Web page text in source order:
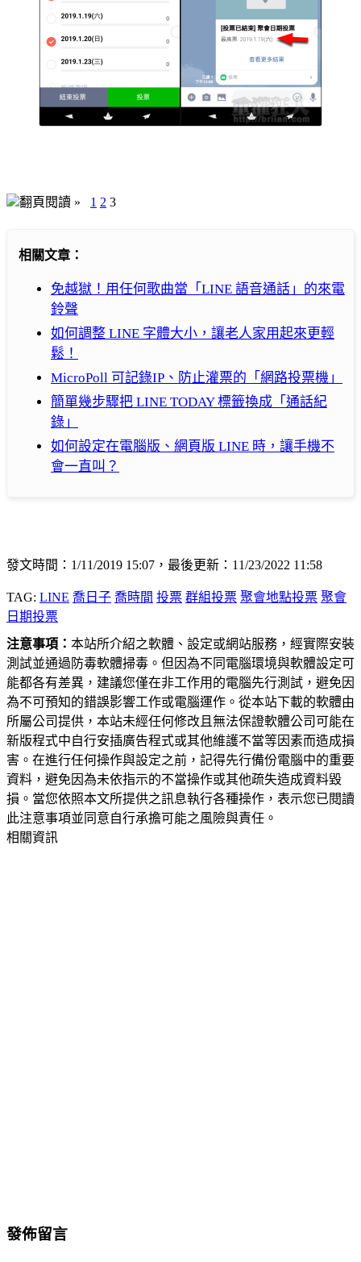
翻頁閱讀 » 1 2 3
相關文章：
免越獄！用任何歌曲當「LINE 語音通話」的來電
鈴聲
如何調整 LINE 字體大小，讓老人家用起來更輕
鬆！
MicroPoll 可記錄IP、防止灌票的「網路投票機」
簡單幾步驟把 LINE TODAY 標籤換成「通話紀
錄」
如何設定在電腦版、網頁版 LINE 時，讓手機不
會一直叫？
發文時間：1/11/2019 15:07，最後更新：11/23/2022 11:58
TAG: LINE 喬日子 喬時間 投票 群組投票 聚會地點投票 聚會
日期投票
注意事項： 本站所介紹之軟體、設定或網站服務，經實際安裝
測試並通過防毒軟體掃毒。但因為不同電腦環境與軟體設定可
能都各有差異，建議您僅在非工作用的電腦先行測試，避免因
為不可預知的錯誤影響工作或電腦運作。從本站下載的軟體由
所屬公司提供，本站未經任何修改且無法保證軟體公司可能在
新版程式中自行安插廣告程式或其他維護不當等因素而造成損
害。在進行任何操作與設定之前，記得先行備份電腦中的重要
資料，避免因為未依指示的不當操作或其他疏失造成資料毀
損。當您依照本文所提供之訊息執行各種操作，表示您已閱讀
此注意事項並同意自行承擔可能之風險與責任。
相關資訊
發佈留言